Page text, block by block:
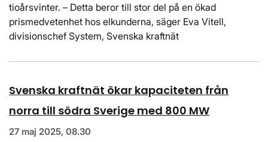
tioårsvinter. – Detta beror till stor del på en ökad
prismedvetenhet hos elkunderna, säger Eva Vitell,
divisionschef System, Svenska kraftnät
Svenska kraftnät ökar kapaciteten från
norra till södra Sverige med 800 MW
27 maj 2025, 08.30